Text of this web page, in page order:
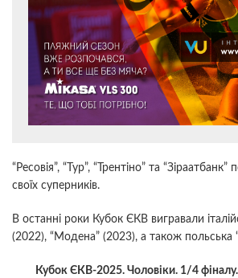
“Ресовія”, “Тур”, “Трентіно” та
своїх суперників.
В останні роки Кубок ЄКВ вигравали
(2022), “Модена” (2023), а також польська
Кубок ЄКВ-2025. Чоловіки. 1/4 фіналу.